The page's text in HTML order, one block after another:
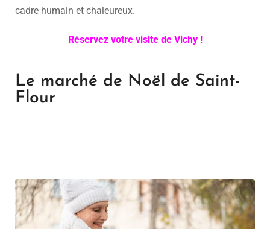
cadre humain et chaleureux.
Réservez votre visite de Vichy !
Le marché de Noël de Saint-
Flour